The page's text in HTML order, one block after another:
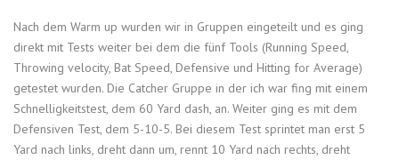
Nach dem Warm up wurden wir in Gruppen eingeteilt und es ging
direkt mit Tests weiter bei dem die fünf Tools (Running Speed,
Throwing velocity, Bat Speed, Defensive und Hitting for Average)
getestet wurden. Die Catcher Gruppe in der ich war fing mit einem
Schnelligkeitstest, dem 60 Yard dash, an. Weiter ging es mit dem
Defensiven Test, dem 5-10-5. Bei diesem Test sprintet man erst 5
Yard nach links, dreht dann um, rennt 10 Yard nach rechts, dreht